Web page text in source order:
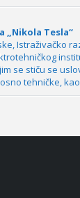
„Nikola Tesla“
Istraživačko
se stiču se
tehničke,